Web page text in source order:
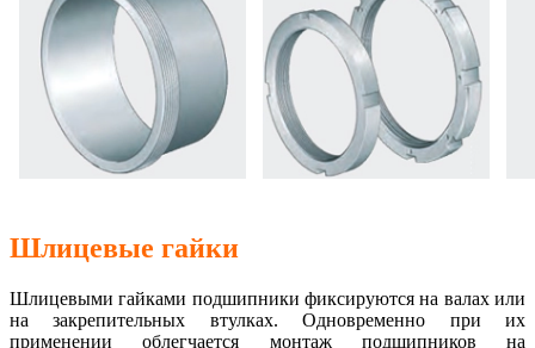
Шлицевые гайки
Шлицевыми гайками подшипники фиксируются на валах или
на закрепительных втулках. Одновременно при их
применении облегчается монтаж подшипников на